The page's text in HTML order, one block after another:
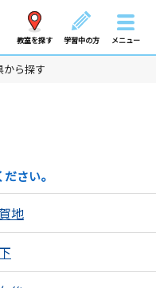
教室を探す 学習中の方 メニュー
から探す
さい。
地